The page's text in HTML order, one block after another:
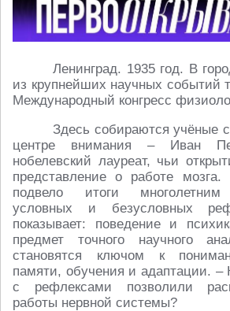
Ленинград. 1935 год. В
из крупнейших научных событий
Международный конгресс
Здесь собираются учёные
центре внимания – Иван
нобелевский лауреат, чьи
представление о работе мозга.
подвело итоги многолетним
условных и безусловных
показывает: поведение и
предмет точного научного
становятся ключом к
памяти, обучения и адаптации. –
с рефлексами позволили
работы нервной системы?